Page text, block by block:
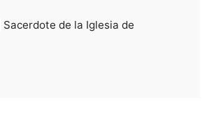
| Sacerdote de la Iglesia de